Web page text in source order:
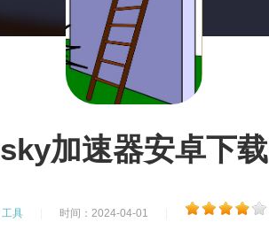
sky加速器安卓下载
工具 时间：2024-04-01